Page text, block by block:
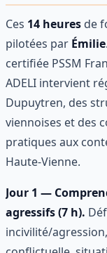
Ces 14 heures de
pilotées par Émilie
certifiée PSSM
ADELI intervient
Dupuytren, des
viennoises et des
pratiques aux
Haute-Vienne.
Jour 1 —
agressifs (7 h).
incivilité/